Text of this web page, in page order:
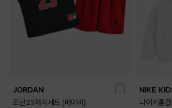
JORDAN
조던23저지세트 (베이비)
NIKE
나이키홑